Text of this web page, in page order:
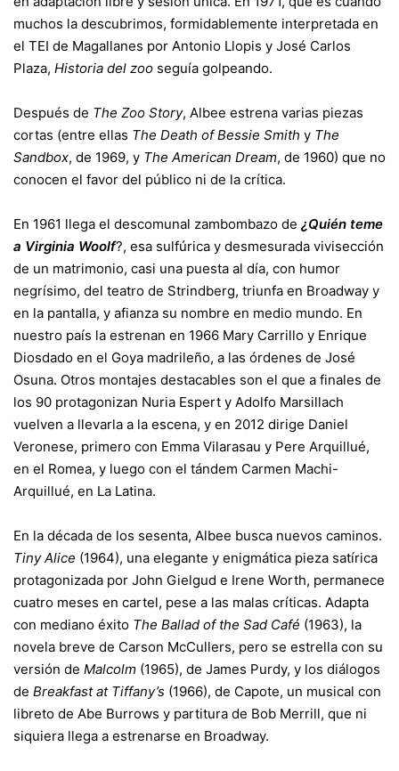
muchos la descubrimos, formidablemente interpretada en
el TEI de Magallanes por Antonio Llopis y José Carlos
Plaza, Historia del zoo seguía golpeando.
Después de The Zoo Story, Albee estrena varias piezas
cortas (entre ellas The Death of Bessie Smith y The
Sandbox, de 1969, y The American Dream, de 1960) que no
conocen el favor del público ni de la crítica.
En 1961 llega el descomunal zambombazo de ¿Quién teme
a Virginia Woolf?, esa sulfúrica y desmesurada vivisección
de un matrimonio, casi una puesta al día, con humor
negrísimo, del teatro de Strindberg, triunfa en Broadway y
en la pantalla, y afianza su nombre en medio mundo. En
nuestro país la estrenan en 1966 Mary Carrillo y Enrique
Diosdado en el Goya madrileño, a las órdenes de José
Osuna. Otros montajes destacables son el que a finales de
los 90 protagonizan Nuria Espert y Adolfo Marsillach
vuelven a llevarla a la escena, y en 2012 dirige Daniel
Veronese, primero con Emma Vilarasau y Pere Arquillué,
en el Romea, y luego con el tándem Carmen Machi-
Arquillué, en La Latina.
En la década de los sesenta, Albee busca nuevos caminos.
Tiny Alice (1964), una elegante y enigmática pieza satírica
protagonizada por John Gielgud e Irene Worth, permanece
cuatro meses en cartel, pese a las malas críticas. Adapta
con mediano éxito The Ballad of the Sad Café (1963), la
novela breve de Carson McCullers, pero se estrella con su
versión de Malcolm (1965), de James Purdy, y los diálogos
de Breakfast at Tiffany’s (1966), de Capote, un musical con
libreto de Abe Burrows y partitura de Bob Merrill, que ni
siquiera llega a estrenarse en Broadway.